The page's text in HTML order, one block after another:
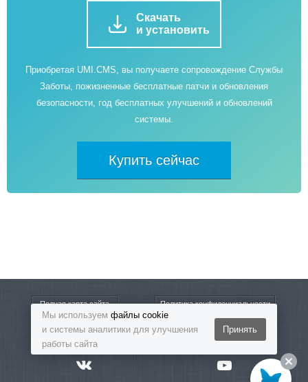
Скачать
и установить
Приобретая UMI.CMS, вы получаете сопровождение Службы
Заботы, пожизненные бесплатные патчи и обновления
безопасности, год бесплатных улучшений и обновлений
системы.
Купить сейчас
Полная карта сайта Политика конфиденциальности
Бесплатный звонок 8-800-5555-864
Мы используем файлы cookie
и системы аналитики для улучшения
работы сайта
Принять